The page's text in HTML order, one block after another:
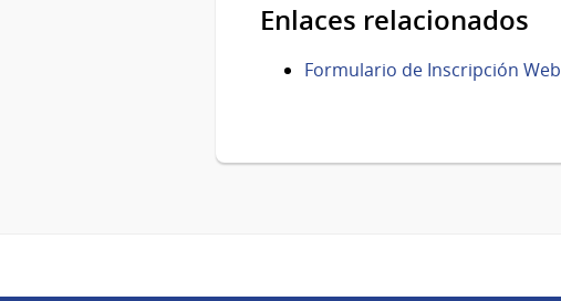
Enlaces relacionados
Formulario de Inscripción Web